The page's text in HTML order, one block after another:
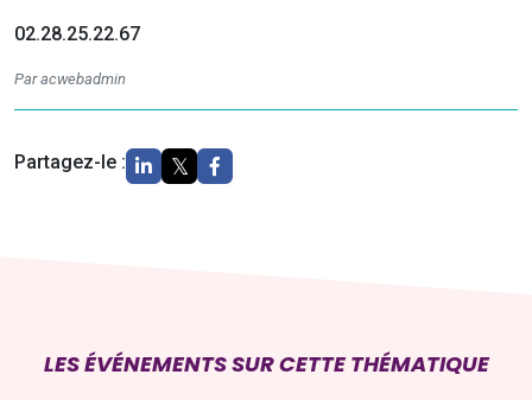
02.28.25.22.67
Par acwebadmin
Partagez-le :
LES ÉVÉNEMENTS SUR CETTE THÉMATIQUE